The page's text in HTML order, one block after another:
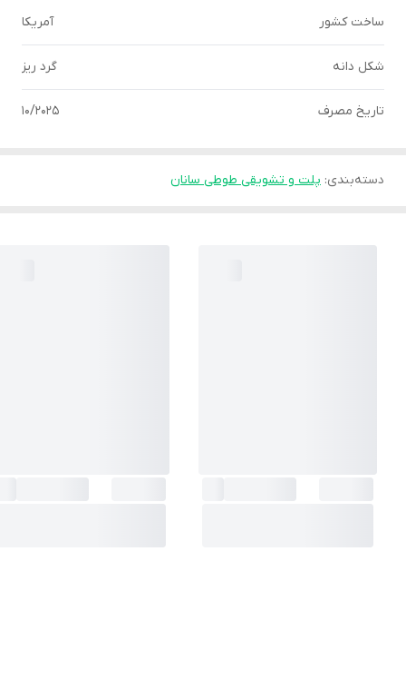
ساخت کشور آمریکا
شکل دانه گرد ریز
تاریخ مصرف 10/2025
دسته‌بندی: پلت و تشویقی طوطی سانان